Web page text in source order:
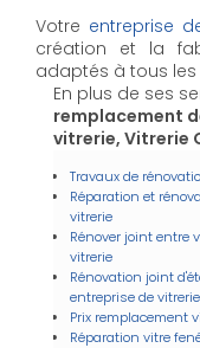
Votre entreprise
création et la
adaptés à tous
En plus de ses
remplacement
vitrerie, Vitrerie
Travaux de
Réparation et
vitrerie
Rénover joint entre
vitrerie
Rénovation joint
entreprise de vitrerie
Prix remplacement
Réparation vitre